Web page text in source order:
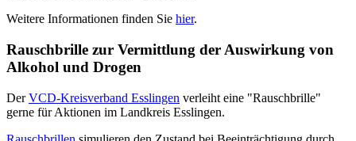
Weitere Informationen finden Sie hier.
Rauschbrille zur Vermittlung der Auswirkung von
Alkohol und Drogen
DerVCD-Kreisverband Esslingen verleiht eine "Rauschbrille"
gerne für Aktionen im Landkreis Esslingen.